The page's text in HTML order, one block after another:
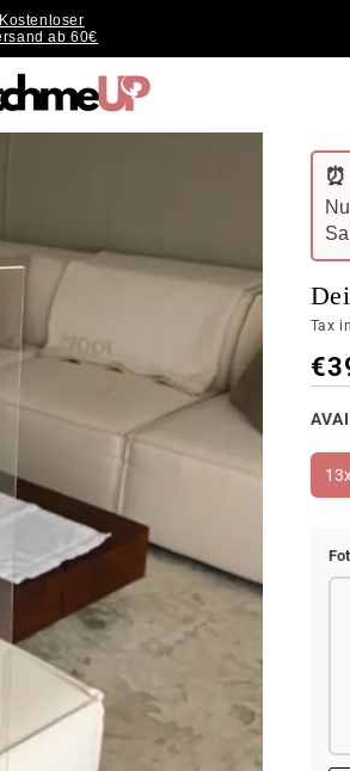
Kostenloser
ab 60€
Tax
13x20 cm